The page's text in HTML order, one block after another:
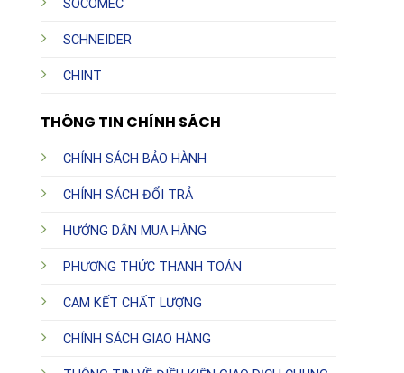
SOCOMEC
SCHNEIDER
CHINT
THÔNG TIN CHÍNH SÁCH
CHÍNH SÁCH BẢO HÀNH
CHÍNH SÁCH ĐỔI TRẢ
HƯỚNG DẪN MUA HÀNG
PHƯƠNG THỨC THANH TOÁN
CAM KẾT CHẤT LƯỢNG
CHÍNH SÁCH GIAO HÀNG